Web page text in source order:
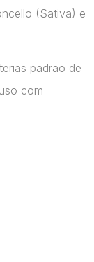
(Sativa) e
padrão de
com